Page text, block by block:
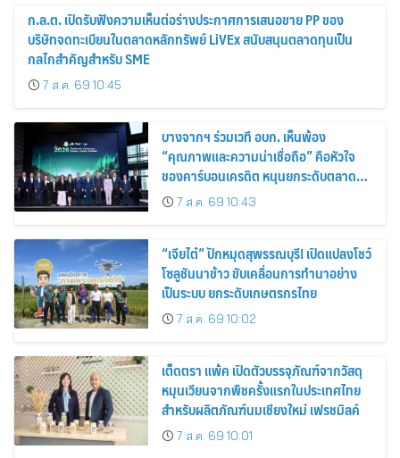
ก.ล.ต. เปิดรับฟังความเห็นต่อร่างประกาศการเสนอขาย PP ของ
บริษัทจดทะเบียนในตลาดหลักทรัพย์ LiVEx สนับสนุนตลาดทุนเป็น
กลไกสำคัญสำหรับ SME
7 ส.ค. 69 10:45
บางจากฯ ร่วมเวที อบก. เห็นพ้อง
“คุณภาพและความน่าเชื่อถือ” คือหัวใจ
ของคาร์บอนเครดิต หนุนยกระดับตลาด
คาร์บอนไทย เชื่อมโยงอาเซียน เปิดโอกาสสู่
ตลาดสากล
7 ส.ค. 69 10:43
“เจียไต๋” ปักหมุดสุพรรณบุรี! เปิดแปลงโชว์
โซลูชันนาข้าว ขับเคลื่อนการทำนาอย่าง
เป็นระบบ ยกระดับเกษตรกรไทย
7 ส.ค. 69 10:02
เต็ดตรา แพ้ค เปิดตัวบรรจุภัณฑ์จากวัสดุ
หมุนเวียนจากพืชครั้งแรกในประเทศไทย
สำหรับผลิตภัณฑ์นมเชียงใหม่ เฟรชมิลค์
7 ส.ค. 69 10:01